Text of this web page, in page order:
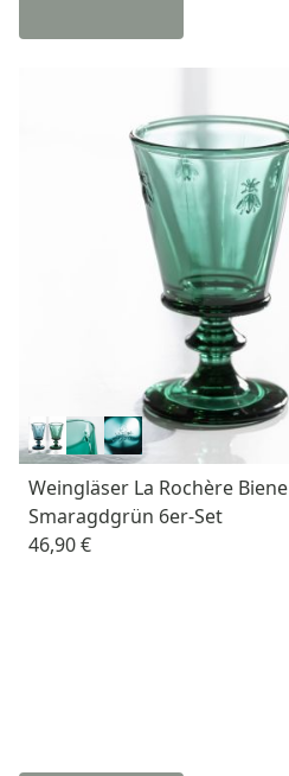
Weingläser La Rochère Biene
Smaragdgrün 6er-Set
46,90 €